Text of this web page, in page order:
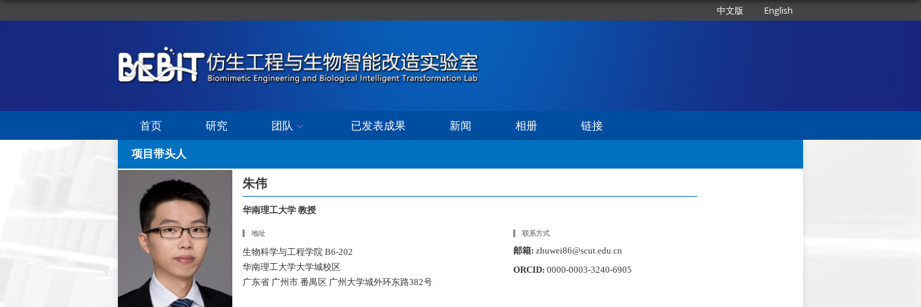
中文版 English
首页 研究 团队 已发表成果 新闻 相册 链接
项目带头人
朱伟
华南理工大学 教授
地址
生物科学与工程学院 B6-202
华南理工大学大学城校区
广东省 广州市 番禺区 广州大学城外环东路382号
联系方式
邮箱:zhuwei86@scut.edu.cn
ORCID:0000-0003-3240-6905